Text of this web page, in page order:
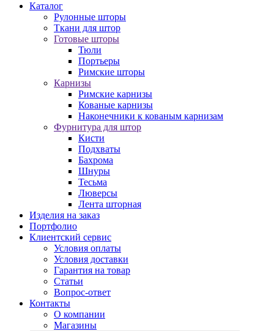
Каталог
Рулонные шторы
Ткани для штор
Готовые шторы
Тюли
Портьеры
Римские шторы
Карнизы
Римские карнизы
Кованые карнизы
Наконечники к кованым карнизам
Фурнитура для штор
Кисти
Подхваты
Бахрома
Шнуры
Тесьма
Люверсы
Лента шторная
Изделия на заказ
Портфолио
Клиентский сервис
Условия оплаты
Условия доставки
Гарантия на товар
Статьи
Вопрос-ответ
Контакты
О компании
Магазины